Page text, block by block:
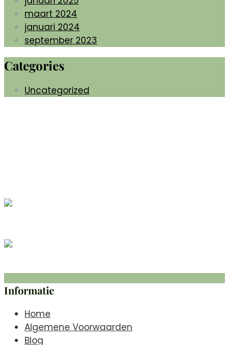
maart 2024
januari 2024
september 2023
Categories
Uncategorized
Informatie
Home
Algemene Voorwaarden
Blog